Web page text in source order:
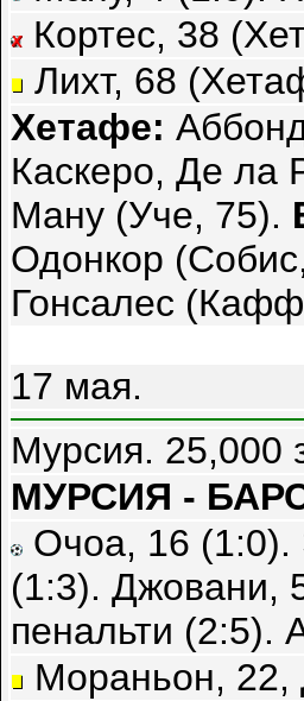
Кортес, 38
Лихт, 68
Хетафе:
Каскеро, Де ла
Ману (Уче, 75).
Одонкор
Гонсалес
17 мая.
Мурсия. 25,000
МУРСИЯ -
Очоа, 16 (1:0).
(1:3). Джовани,
пенальти (2:5).
Мораньон, 22,